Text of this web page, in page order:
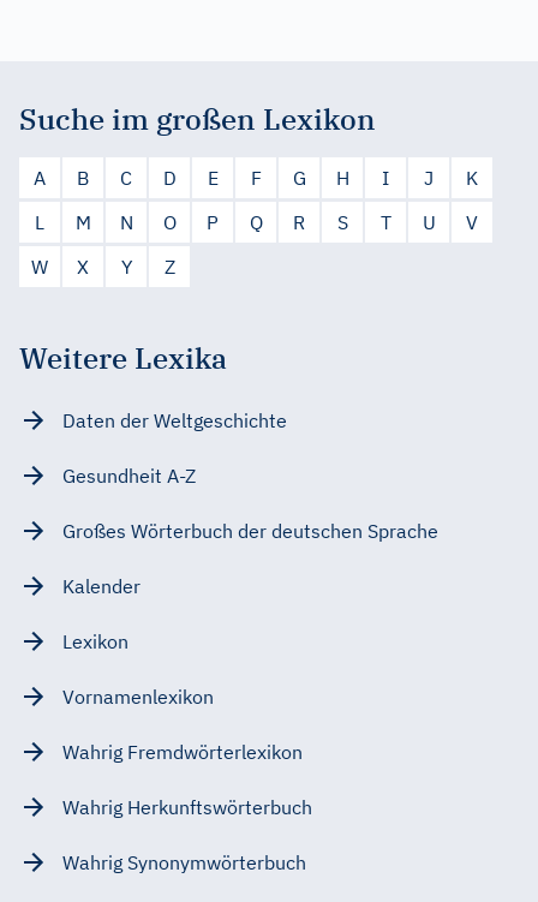
Suche im großen Lexikon
A B C D E F G H I J
K
L
M N O P Q R S T U
V
W
X Y Z
Weitere Lexika
Daten der Weltgeschichte
Gesundheit A-Z
Großes Wörterbuch der deutschen Sprache
Kalender
Lexikon
Vornamenlexikon
Wahrig Fremdwörterlexikon
Wahrig Herkunftswörterbuch
Wahrig Synonymwörterbuch